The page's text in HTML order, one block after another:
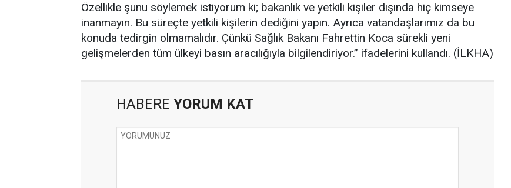
Özellikle şunu söylemek istiyorum ki; bakanlık ve yetkili kişiler dışında hiç kimseye
inanmayın. Bu süreçte yetkili kişilerin dediğini yapın. Ayrıca vatandaşlarımız da bu
konuda tedirgin olmamalıdır. Çünkü Sağlık Bakanı Fahrettin Koca sürekli yeni
gelişmelerden tüm ülkeyi basın aracılığıyla bilgilendiriyor.” ifadelerini kullandı. (İLKHA)
HABERE YORUM KAT